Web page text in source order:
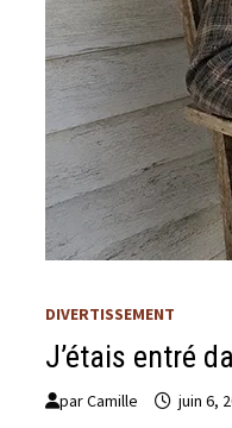
DIVERTISSEMENT
J’étais entré
parCamille juin 6,